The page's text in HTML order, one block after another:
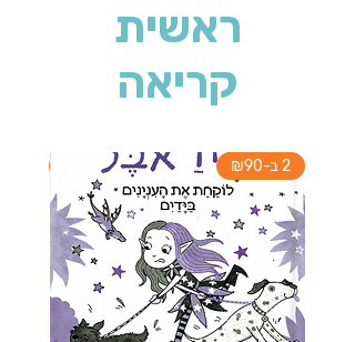
ראשית
קריאה
2 ב-₪90